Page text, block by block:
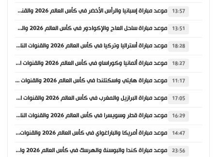
13:57 موعد مباراة إسبانيا والرأس الأخضر في كأس العالم 2026 والقنوات الناقلة
13:51 موعد مباراة ساحل العاج والإكوادور في كأس العالم 2026 والقنوات الناقلة
18:28 موعد مباراة أستراليا وتركيا في كأس العالم 2026 والقنوات الناقلة
18:27 موعد مباراة ألمانيا وكوراساو في كأس العالم 2026 والقنوات الناقلة
11:17 موعد مباراة هايتي واسكتلندا في كأس العالم 2026 والقنوات الناقلة
17:05 موعد مباراة البرازيل والمغرب في كأس العالم 2026 والقنوات الناقلة
16:29 موعد مباراة قطر وسويسرا في كأس العالم 2026 والقنوات الناقلة
14:47 موعد مباراة أمريكا والباراغواي في كأس العالم 2026 والقنوات الناقلة
23:56 موعد مباراة كندا والبوسنة والهرسك في كأس العالم 2026 والقنوات الناقلة